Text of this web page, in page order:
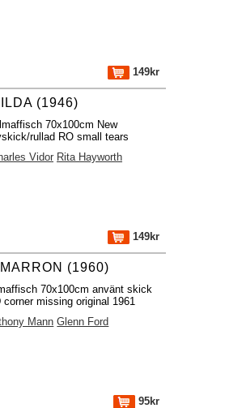
149kr
(1946)
70x100cm New
rullad RO small tears
Vidor Rita Hayworth
149kr
(1960)
70x100cm använt skick
corner missing original 1961
Mann Glenn Ford
95kr